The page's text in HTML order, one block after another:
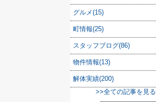
グルメ(15)
町情報(25)
スタッフブログ(86)
物件情報(13)
解体実績(200)
>>全ての記事を見る